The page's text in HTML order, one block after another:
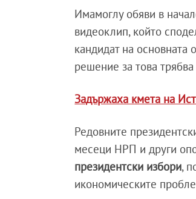
Имамоглу обяви в
видеоклип, който
кандидат на
решение за това
Задържаха кмета на
Редовните
месеци НРП и други
президентски избори,
икономическите